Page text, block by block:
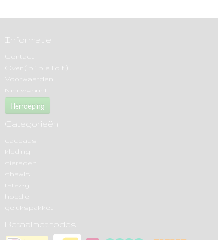
Informatie
Contact
Over ( b i b e l o t )
Voorwaarden
Nieuwsbrief
Herroeping
Categorieën
cadeaus
kleding
sieraden
shawls
tatez-y
hoedie
gelukspakket
Betaalmethodes